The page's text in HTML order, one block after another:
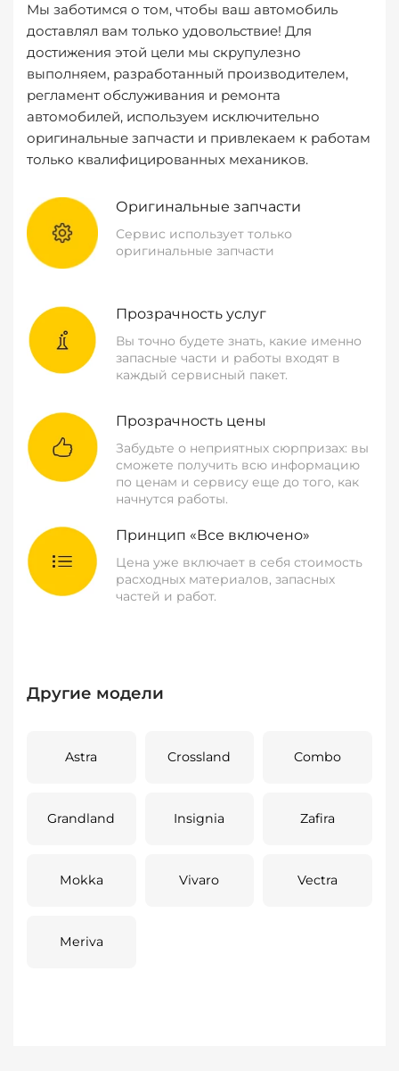
Мы заботимся о том, чтобы ваш автомобиль
доставлял вам только удовольствие! Для
достижения этой цели мы скрупулезно
выполняем, разработанный производителем,
регламент обслуживания и ремонта
автомобилей, используем исключительно
оригинальные запчасти и привлекаем к работам
только квалифицированных механиков.
Оригинальные запчасти
Сервис использует только
оригинальные запчасти
Прозрачность услуг
Вы точно будете знать, какие именно
запасные части и работы входят в
каждый сервисный пакет.
Прозрачность цены
Забудьте о неприятных сюрпризах: вы
сможете получить всю информацию
по ценам и сервису еще до того, как
начнутся работы.
Принцип «Все включено»
Цена уже включает в себя стоимость
расходных материалов, запасных
частей и работ.
Другие модели
Astra Crossland Combo
Grandland Insignia Zafira
Mokka Vivaro Vectra
Meriva